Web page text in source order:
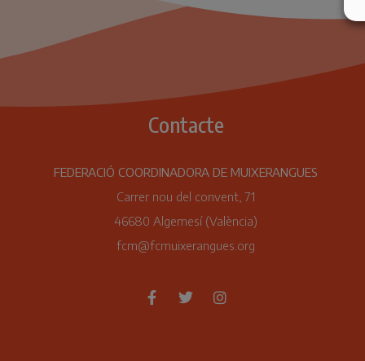
Contacte
FEDERACIÓ COORDINADORA DE MUIXERANGUES
Carrer nou del convent, 71
46680 Algemesí (València)
fcm@fcmuixerangues.org